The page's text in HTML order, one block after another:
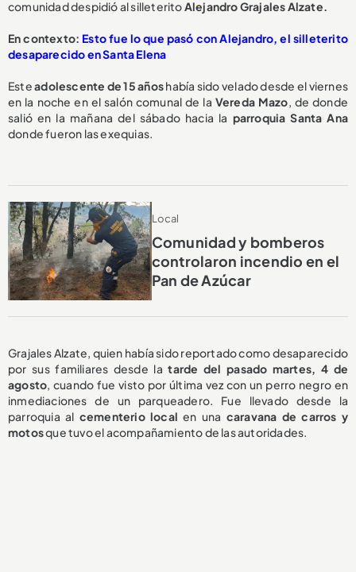
comunidad despidió al silleterito Alejandro Grajales Alzate.
En contexto: Esto fue lo que pasó con Alejandro, el silleterito
desaparecido en Santa Elena
Esteadolescente de 15 añoshabía sido velado desde el viernes
en la noche en el salón comunal de la Vereda Mazo , de donde
salió en la mañana del sábado hacia la parroquia Santa Ana
donde fueron las exequias.
Local
Comunidad y bomberos
controlaron incendio en el
Pan de Azúcar
Grajales Alzate, quien había sido reportado como desaparecido
por sus familiares desde latarde del pasado martes, 4 de
agosto, cuando fue visto por última vez con un perro negro en
inmediaciones de un parqueadero. Fue llevado desde la
parroquia al cementerio localen una caravana de carros y
motosque tuvo el acompañamiento de las autoridades.